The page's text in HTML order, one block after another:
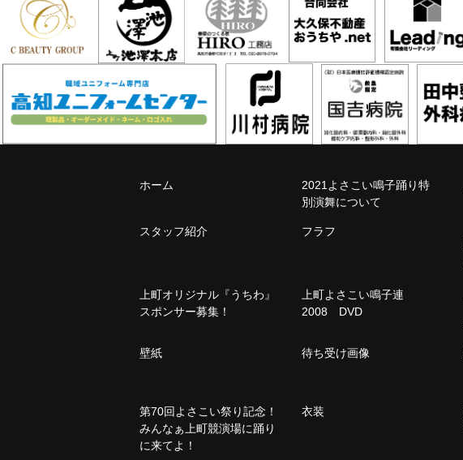
ホーム
2021よさこい鳴子踊り特
別演舞について
スタッフ紹介 フラフ
上町オリジナル『うちわ』
スポンサー募集！
上町よさこい鳴子連
2008 DVD
壁紙 待ち受け画像
第70回よさこい祭り記念！
みんなぁ上町競演場に踊り
に来てよ！
衣装